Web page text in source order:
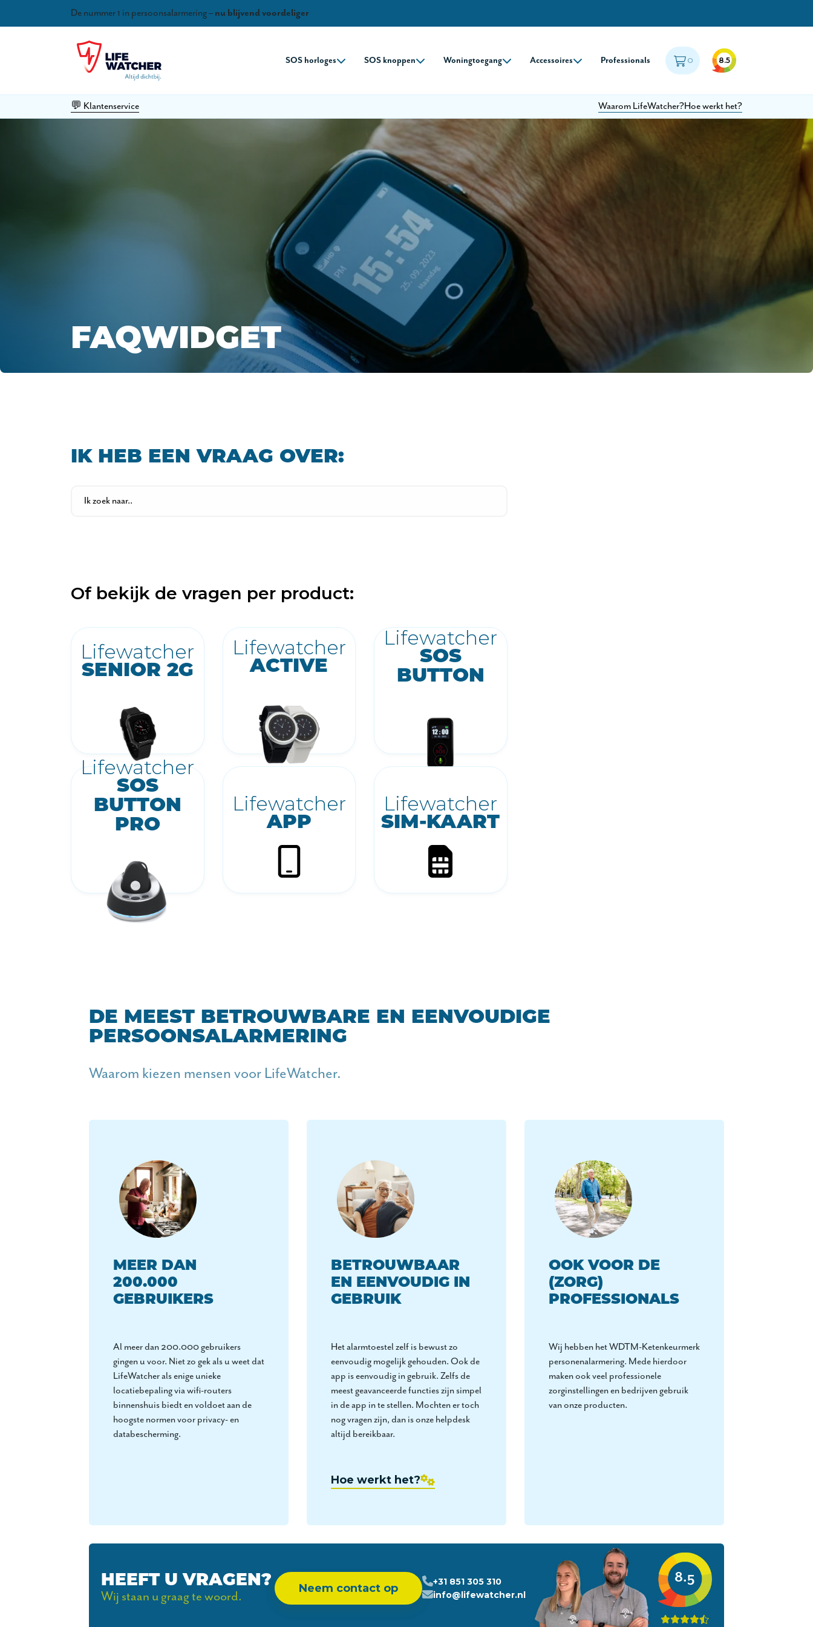
SOS horloges SOS knoppen Woningtoegang Accessoires Professionals 0 8.5
De nummer 1 in persoonsalarmering –nu blijvend voordeliger
💬 Klantenservice Waarom LifeWatcher?Hoe werkt het?
FAQWIDGET
IK HEB EEN VRAAG OVER:
Of bekijk de vragen per product:
Lifewatcher
SENIOR 2G
Lifewatcher
ACTIVE
Lifewatcher
SOS
BUTTON
Lifewatcher
SOS
BUTTON
PRO
Lifewatcher
APP
Lifewatcher
SIM-KAART
DE MEEST BETROUWBARE EN EENVOUDIGE
PERSOONSALARMERING
Waarom kiezen mensen voor LifeWatcher.
MEER DAN
200.000
GEBRUIKERS
Al meer dan 200.000 gebruikers
gingen u voor. Niet zo gek als u weet dat
LifeWatcher als enige unieke
locatiebepaling via wifi-routers
binnenshuis biedt en voldoet aan de
hoogste normen voor privacy- en
databescherming.
BETROUWBAAR
EN EENVOUDIG IN
GEBRUIK
Het alarmtoestel zelf is bewust zo
eenvoudig mogelijk gehouden. Ook de
app is eenvoudig in gebruik. Zelfs de
meest geavanceerde functies zijn simpel
in de app in te stellen. Mochten er toch
nog vragen zijn, dan is onze helpdesk
altijd bereikbaar.
Hoe werkt het?
OOK VOOR DE
(ZORG)
PROFESSIONALS
Wij hebben het WDTM-Ketenkeurmerk
personenalarmering. Mede hierdoor
maken ook veel professionele
zorginstellingen en bedrijven gebruik
van onze producten.
HEEFT U VRAGEN?
Wij staan u graag te woord.
Neem contact op
+31 851 305 310
info@lifewatcher.nl
8.5